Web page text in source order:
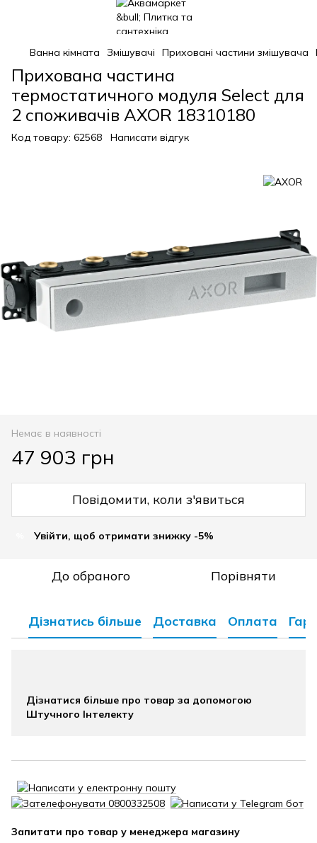
Ванна кімната Змішувачі Приховані частини змішувача
Прихована частина
термостатичного модуля Select для
2 споживачів AXOR 18310180
Код товару: 62568 Написати відгук
Немає в наявності
47 903 грн
Повідомити, коли з'явиться
Увійти, щоб отримати знижку -5%
До обраного Порівняти
Дізнатись більше Доставка Оплата
Дізнатися більше про товар за допомогою
Штучного Інтелекту
Запитати про товар у менеджера магазину